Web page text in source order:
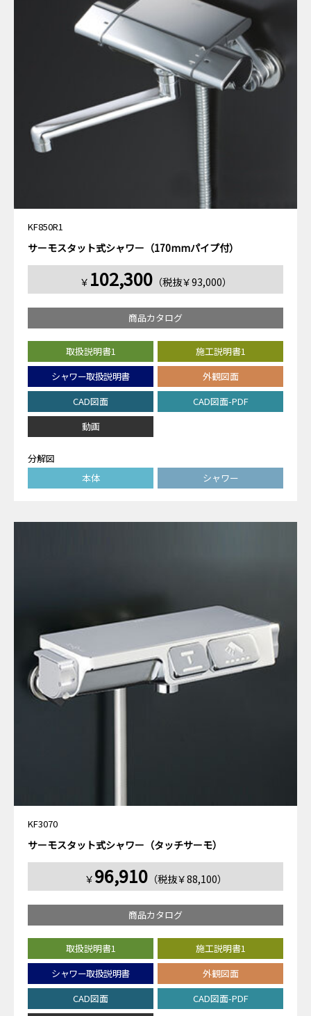
KF850R1
サーモスタット式シャワー（170mmパイプ付）
￥ 102,300（税抜￥93,000）
商品カタログ
取扱説明書1
施工説明書1
シャワー取扱説明書
外観図面
CAD図面
CAD図面-PDF
動画
分解図
本体
シャワー
KF3070
サーモスタット式シャワー（タッチサーモ）
￥ 96,910（税抜￥88,100）
商品カタログ
取扱説明書1
施工説明書1
シャワー取扱説明書
外観図面
CAD図面
CAD図面-PDF